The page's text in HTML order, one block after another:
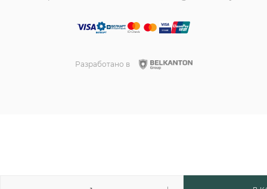
Разработано в